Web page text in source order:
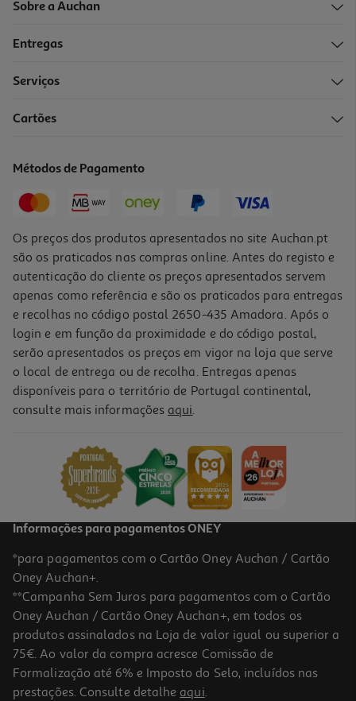
Sobre a Auchan
Entregas
Serviços
Cartões
Métodos de Pagamento
Os preços dos produtos apresentados no site Auchan.pt
são os praticados nas compras online. Antes do registo e
autenticação do cliente os preços apresentados servem
apenas como referência e são os praticados para entregas
e recolhas no código postal 2650-435 Amadora. Após o
login e em função da proximidade e do código postal,
serão apresentados os preços em vigor na loja que serve
o local de entrega ou de recolha. Entregas apenas
disponíveis para o território de Portugal continental,
consulte mais informações aqui.
Informações para pagamentos ONEY
*para pagamentos com o Cartão Oney Auchan / Cartão
Oney Auchan+.
**Campanha Sem Juros para pagamentos com o Cartão
Oney Auchan / Cartão Oney Auchan+, em todos os
produtos assinalados na Loja de valor igual ou superior a
75€. Ao valor da compra acresce Comissão de
Formalização até 6% e Imposto do Selo, incluídos nas
prestações. Consulte detalhe aqui.